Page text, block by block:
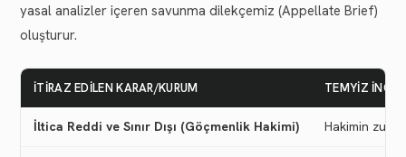
yasal analizler içeren savunma dilekçemiz (Appellate Brief)
oluşturur.
İTIRAZ EDILEN KARAR/KURUM TEMYIZ
İltica Reddi ve Sınır Dışı (Göçmenlik Hakimi) Hakimin